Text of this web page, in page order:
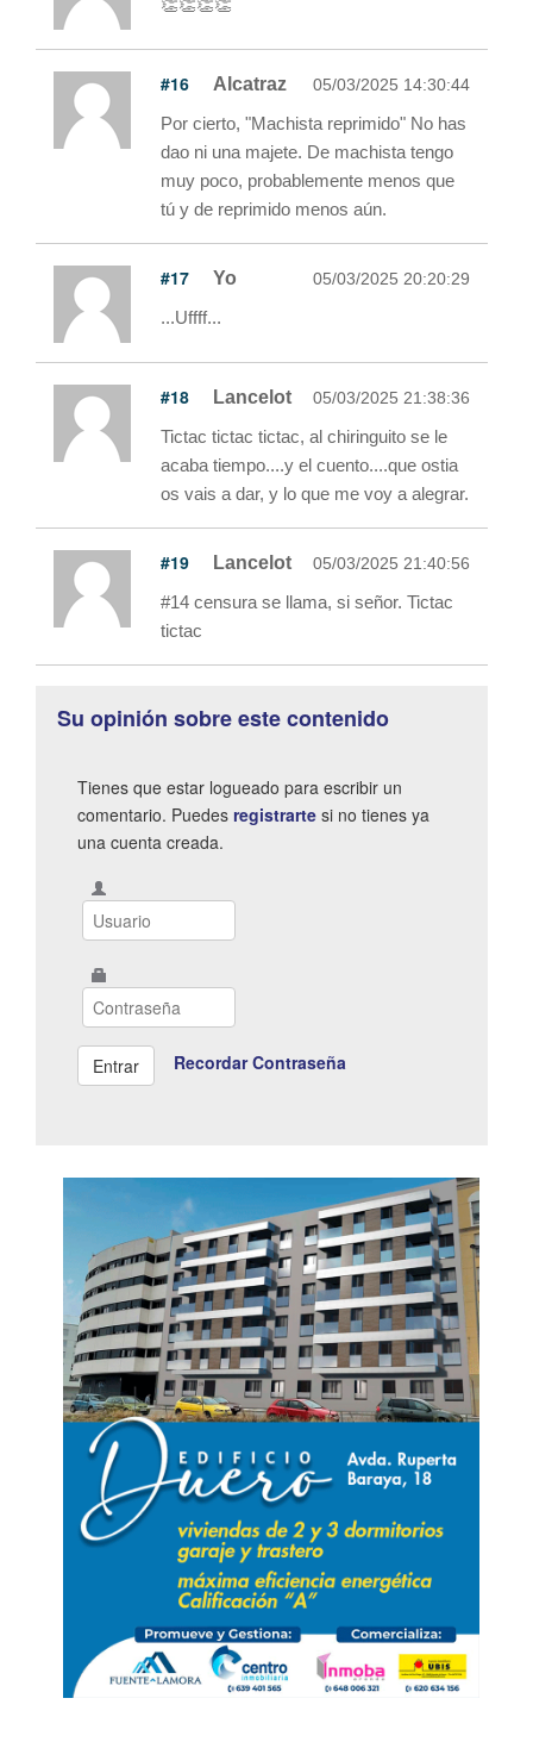
#16 Alcatraz 05/03/2025 14:30:44
Por cierto, "Machista reprimido" No has
dao ni una majete. De machista tengo
muy poco, probablemente menos que
tú y de reprimido menos aún.
#17 Yo 05/03/2025 20:20:29
...Uffff...
#18 Lancelot 05/03/2025 21:38:36
Tictac tictac tictac, al chiringuito se le
acaba tiempo....y el cuento....que ostia
os vais a dar, y lo que me voy a alegrar.
#19 Lancelot 05/03/2025 21:40:56
#14 censura se llama, si señor. Tictac
tictac
Su opinión sobre este contenido
Tienes que estar logueado para escribir un
comentario. Puedes registrarte si no tienes ya
una cuenta creada.
Recordar Contraseña